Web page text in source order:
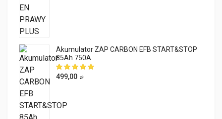
Akumulator ZAP CARBON EFB START&STOP
85Ah 750A
499,00 zł